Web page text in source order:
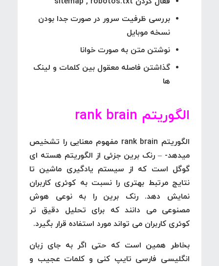
بررسی ظرفیت سرور در صورت جدا بودن
نسخه موبایل
نوشتن متن به صورت خوانا
گذاشتن فاصله معقول بین کلمات و لینک
ها
الگوریتم rank brain
الگوریتم rank brain مفهوم معنایی را تشخیص
میدهد- – رنک برین جزئی از الگوریتم هسته ای
گوگل است که از سیستم یادگیری ماشین تا
نتایج مرتبط بهتری را نسبت به کوئری کاربران
نمایش دهد. رنک برین را به نوعی هوش
مصنوعی می دانند که برای تحلیل دقیق تر
کوئری کاربران می تواند مورد استفاده قرار بگیرد.
بخاطر همین است که حتی اگر به جای زبان
انگلیسی فارسی تایپ کنی و کلمات عجیب و